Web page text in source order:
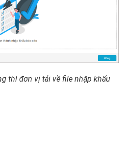
thì đơn vị tải về file nhập khẩu